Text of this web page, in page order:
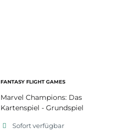
FANTASY FLIGHT GAMES
Marvel Champions: Das
Kartenspiel - Grundspiel
Sofort verfügbar